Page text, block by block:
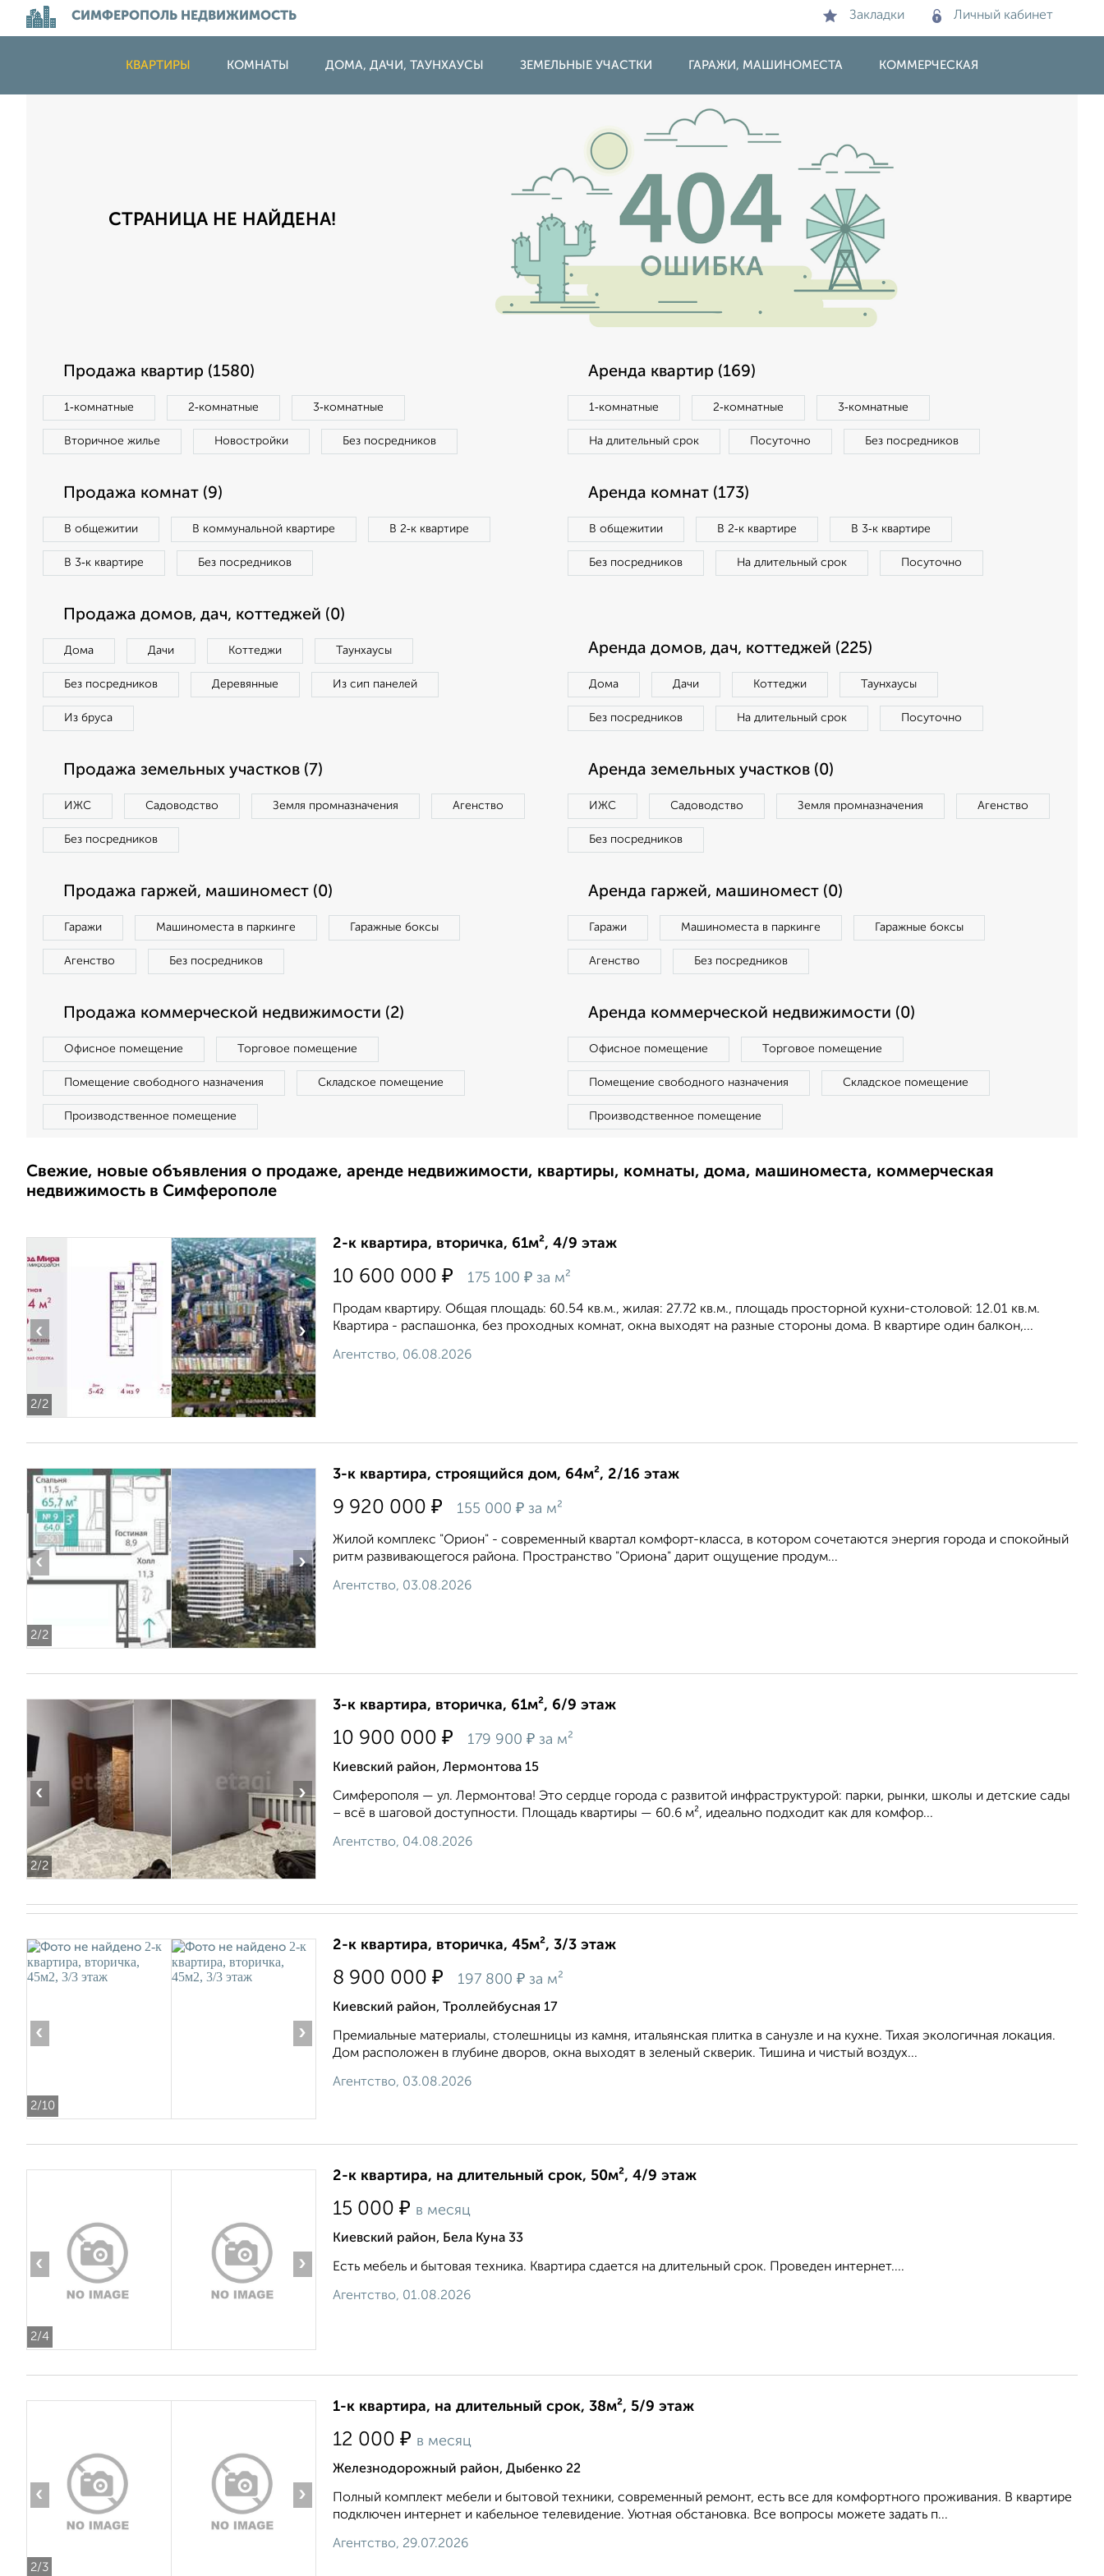
СИМФЕРОПОЛЬ НЕДВИЖИМОСТЬ Закладки Личный кабинет
КВАРТИРЫ КОМНАТЫ ДОМА, ДАЧИ, ТАУНХАУСЫ ЗЕМЕЛЬНЫЕ УЧАСТКИ ГАРАЖИ, МАШИНОМЕСТА КОММЕРЧЕСКАЯ
СТРАНИЦА НЕ НАЙДЕНА!
Продажа квартир (1580)
1‑комнатные 2‑комнатные 3‑комнатные
Вторичное жилье Новостройки Без посредников
Аренда квартир (169)
1‑комнатные 2‑комнатные 3‑комнатные
На длительный срок Посуточно Без посредников
Продажа комнат (9)
В общежитии В коммунальной квартире В 2‑к квартире
В 3‑к квартире Без посредников
Аренда комнат (173)
В общежитии В 2‑к квартире В 3‑к квартире
Без посредников На длительный срок Посуточно
Продажа домов, дач, коттеджей (0)
Дома Дачи Коттеджи Таунхаусы
Без посредников Деревянные Из сип панелей
Из бруса
Аренда домов, дач, коттеджей (225)
Дома Дачи Коттеджи Таунхаусы
Без посредников На длительный срок Посуточно
Продажа земельных участков (7)
ИЖС Садоводство Земля промназначения Агенство
Без посредников
Аренда земельных участков (0)
ИЖС Садоводство Земля промназначения Агенство
Без посредников
Продажа гаржей, машиномест (0)
Гаражи Машиноместа в паркинге Гаражные боксы
Агенство Без посредников
Аренда гаржей, машиномест (0)
Гаражи Машиноместа в паркинге Гаражные боксы
Агенство Без посредников
Продажа коммерческой недвижимости (2)
Офисное помещение Торговое помещение
Помещение свободного назначения Складское помещение
Производственное помещение
Аренда коммерческой недвижимости (0)
Офисное помещение Торговое помещение
Помещение свободного назначения Складское помещение
Производственное помещение
Свежие, новые объявления о продаже, аренде недвижимости, квартиры, комнаты, дома, машиноместа, коммерческая
недвижимость в Симферополе
2/2
‹ ›
2-к квартира, вторичка, 61м², 4/9 этаж
10 600 000 ₽ 175 100 ₽ за м²
Продам квартиру. Общая площадь: 60.54 кв.м., жилая: 27.72 кв.м., площадь просторной кухни-столовой: 12.01 кв.м.
Квартира - распашонка, без проходных комнат, окна выходят на paзные стороны дома. В квартире один балкон,...
Агентство, 06.08.2026
2/2
‹ ›
3-к квартира, строящийся дом, 64м², 2/16 этаж
9 920 000 ₽ 155 000 ₽ за м²
Жилой комплекс "Орион" - современный квартал комфорт-класса, в котором сочетаются энергия города и спокойный
ритм развивающегося района. Пространство "Ориона" дарит ощущение продум...
Агентство, 03.08.2026
2/2
‹ ›
3-к квартира, вторичка, 61м², 6/9 этаж
10 900 000 ₽ 179 900 ₽ за м²
Киевский район, Лермонтова 15
Симферополя — ул. Лермонтова! Это сердце города с развитой инфраструктурой: парки, рынки, школы и детские сады
– всё в шаговой доступности. Площадь квартиры — 60.6 м², идеально подходит как для комфор...
Агентство, 04.08.2026
2/10
‹ ›
2-к квартира, вторичка, 45м², 3/3 этаж
8 900 000 ₽ 197 800 ₽ за м²
Киевский район, Троллейбусная 17
Премиальные материалы, столешницы из камня, итальянская плитка в санузле и на кухне. Тихая экологичная локация.
Дом расположен в глубине дворов, окна выходят в зеленый скверик. Тишина и чистый воздух...
Агентство, 03.08.2026
2/4
‹ ›
2-к квартира, на длительный срок, 50м², 4/9 этаж
15 000 ₽ в месяц
Киевский район, Бела Куна 33
Есть мебель и бытовая техника. Квартира сдается на длительный срок. Проведен интернет....
Агентство, 01.08.2026
2/3
‹ ›
1-к квартира, на длительный срок, 38м², 5/9 этаж
12 000 ₽ в месяц
Железнодорожный район, Дыбенко 22
Полный комплект мебели и бытовой техники, современный ремонт, есть все для комфортного проживания. В квартире
подключен интернет и кабельное телевидение. Уютная обстановка. Все вопросы можете задать п...
Агентство, 29.07.2026